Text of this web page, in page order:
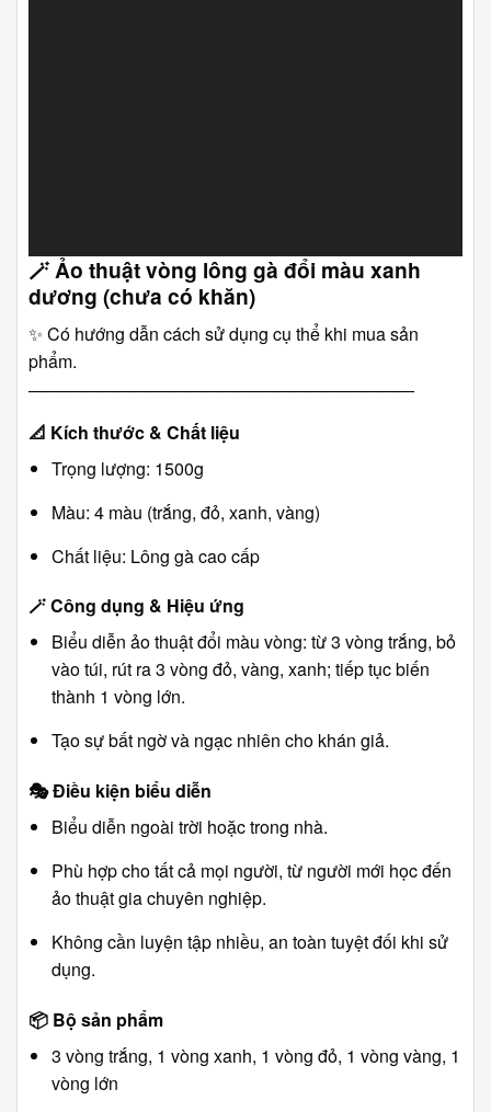
🪄Ảo thuật vòng lông gà đổi màu xanh
dương (chưa có khăn)
✨ Có hướng dẫn cách sử dụng cụ thể khi mua sản
phẩm.
――――――――――――――――――――――
📐 Kích thước & Chất liệu
Trọng lượng: 1500g
Màu: 4 màu (trắng, đỏ, xanh, vàng)
Chất liệu: Lông gà cao cấp
🪄Công dụng & Hiệu ứng
Biểu diễn ảo thuật đổi màu vòng: từ 3 vòng trắng, bỏ
vào túi, rút ra 3 vòng đỏ, vàng, xanh; tiếp tục biến
thành 1 vòng lớn.
Tạo sự bất ngờ và ngạc nhiên cho khán giả.
🎭Điều kiện biểu diễn
Biểu diễn ngoài trời hoặc trong nhà.
Phù hợp cho tất cả mọi người, từ người mới học đến
ảo thuật gia chuyên nghiệp.
Không cần luyện tập nhiều, an toàn tuyệt đối khi sử
dụng.
📦 Bộ sản phẩm
3 vòng trắng, 1 vòng xanh, 1 vòng đỏ, 1 vòng vàng, 1
vòng lớn